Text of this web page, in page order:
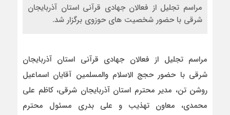
مراسم تجلیل از فعالان جهادی قرآنی استان آذربایجان
شرقی با حضور شخصیت های حوزوی برگزار شد.
مراسم تجلیل از فعالان جهادی قرآنی استان آذربایجان
شرقی با حضور حجج الاسلام والمسلمین آقایان اسماعیل
روشن تن، مدیر محترم استان آذربایجان شرقی، کاظم علی
محمدی، معاون تهذیب و علی بدری مسئول محترم